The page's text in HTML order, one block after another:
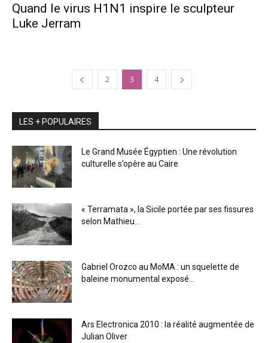
Quand le virus H1N1 inspire le sculpteur
Luke Jerram
2 3 4
LES + POPULAIRES
Le Grand Musée Égyptien : Une révolution
culturelle s’opère au Caire
« Terramata », la Sicile portée par ses fissures
selon Mathieu...
Gabriel Orozco au MoMA : un squelette de
baleine monumental exposé...
Ars Electronica 2010 : la réalité augmentée de
Julian Oliver